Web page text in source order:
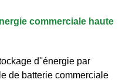
commerciale haute
d''énergie par
de batterie commerciale